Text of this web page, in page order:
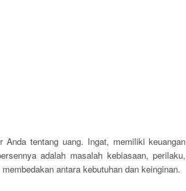
Anda tentang uang. Ingat, memiliki keuangan
adalah masalah kebiasaan, perilaku,
antara kebutuhan dan keinginan.